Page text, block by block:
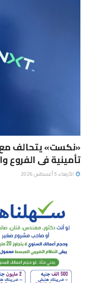
«نكست» يتحالف
تأمينية فى الفروع
الأربعاء 5 أغسطس 2026